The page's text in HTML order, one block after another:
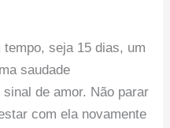
seja 15 dias, um
saudade
de amor. Não parar
com ela novamente